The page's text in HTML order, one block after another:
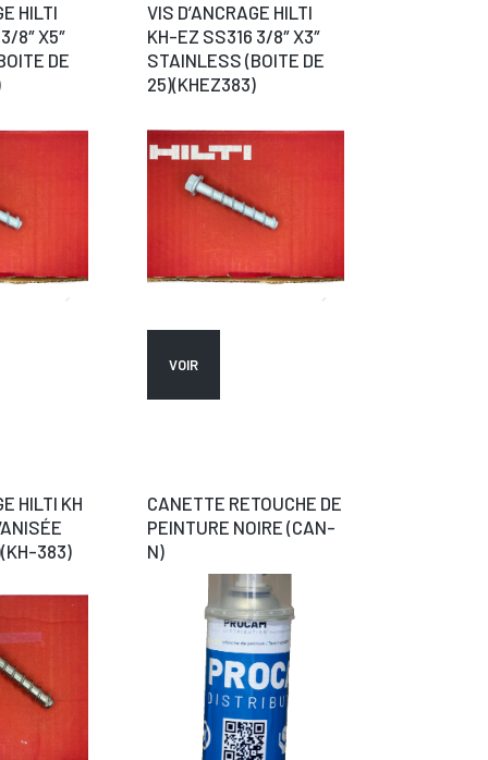
HILTI
8″ X5″
DE
VIS D’ANCRAGE HILTI
KH-EZ SS316 3/8″ X3″
STAINLESS (BOITE DE
25)(KHEZ383)
VOIR
HILTI KH
383)
CANETTE RETOUCHE DE
PEINTURE NOIRE (CAN-
N)